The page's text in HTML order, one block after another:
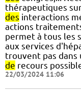
thérapeutiques
des interactions
actions
permet à tous les
aux services
trouvent pas dans
de recours
22/03/2024 11:06